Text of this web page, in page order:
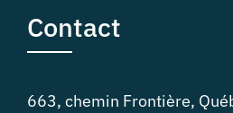
Contact
663, chemin Frontière,